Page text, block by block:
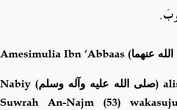
Amesimulia Ibn ‘Abbaas
Nabiy (صلى الله عليه وآله وسلم)
Suwrah An-Najm (53)